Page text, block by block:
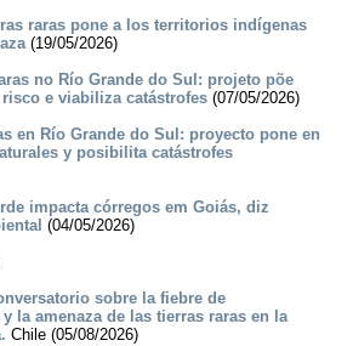
raras pone a los territorios indígenas
(19/05/2026)
no Río Grande do Sul: projeto põe
e viabiliza catástrofes (07/05/2026)
en Río Grande do Sul: proyecto pone en
y posibilita catástrofes
impacta córregos em Goiás, diz
(04/05/2026)
sobre la fiebre de
la amenaza de las tierras raras en la
Chile (05/08/2026)